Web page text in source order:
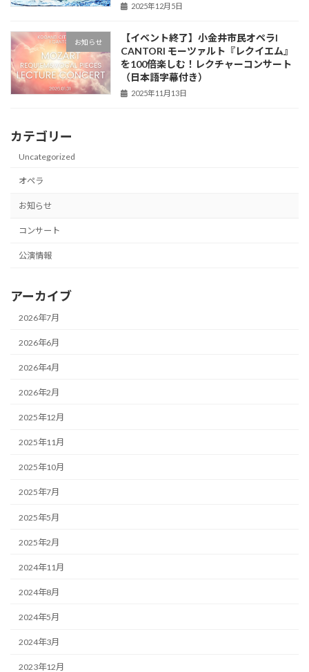
2025年12月5日
お知らせ
【イベント終了】小金井市民オペラI
CANTORI モーツァルト『レクイエム』
を100倍楽しむ！レクチャーコンサート
（日本語字幕付き）
2025年11月13日
カテゴリー
Uncategorized
オペラ
お知らせ
コンサート
公演情報
アーカイブ
2026年7月
2026年6月
2026年4月
2026年2月
2025年12月
2025年11月
2025年10月
2025年7月
2025年5月
2025年2月
2024年11月
2024年8月
2024年5月
2024年3月
2023年12月